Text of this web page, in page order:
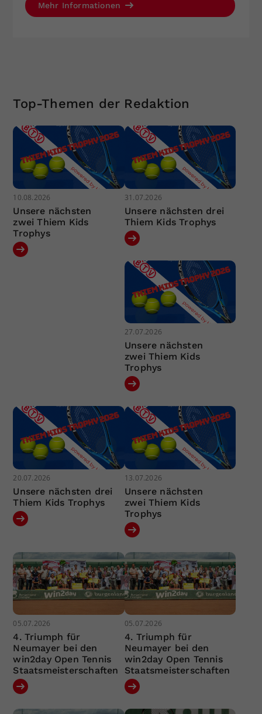
Mehr Informationen
Top-Themen der Redaktion
10.08.2026
Unsere nächsten
zwei Thiem Kids
Trophys
31.07.2026
Unsere nächsten drei
Thiem Kids Trophys
27.07.2026
Unsere nächsten
zwei Thiem Kids
Trophys
20.07.2026
Unsere nächsten drei
Thiem Kids Trophys
13.07.2026
Unsere nächsten
zwei Thiem Kids
Trophys
05.07.2026
4. Triumph für
Neumayer bei den
win2day Open Tennis
Staatsmeisterschaften
05.07.2026
4. Triumph für
Neumayer bei den
win2day Open Tennis
Staatsmeisterschaften